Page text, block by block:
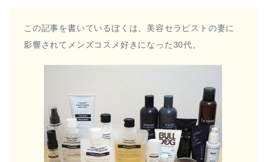
この記事を書いているぼくは、美容セラピストの妻に
影響されてメンズコスメ好きになった30代。